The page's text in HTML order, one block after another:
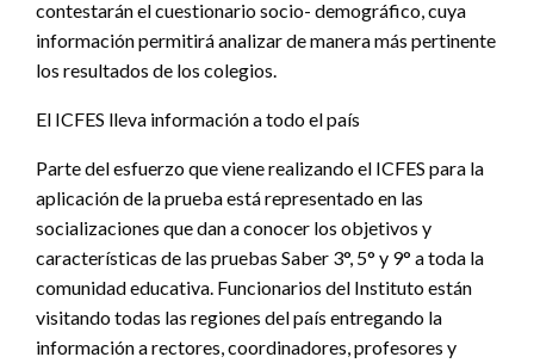
contestarán el cuestionario socio- demográfico, cuya
información permitirá analizar de manera más pertinente
los resultados de los colegios.
El ICFES lleva información a todo el país
Parte del esfuerzo que viene realizando el ICFES para la
aplicación de la prueba está representado en las
socializaciones que dan a conocer los objetivos y
características de las pruebas Saber 3°, 5° y 9° a toda la
comunidad educativa. Funcionarios del Instituto están
visitando todas las regiones del país entregando la
información a rectores, coordinadores, profesores y